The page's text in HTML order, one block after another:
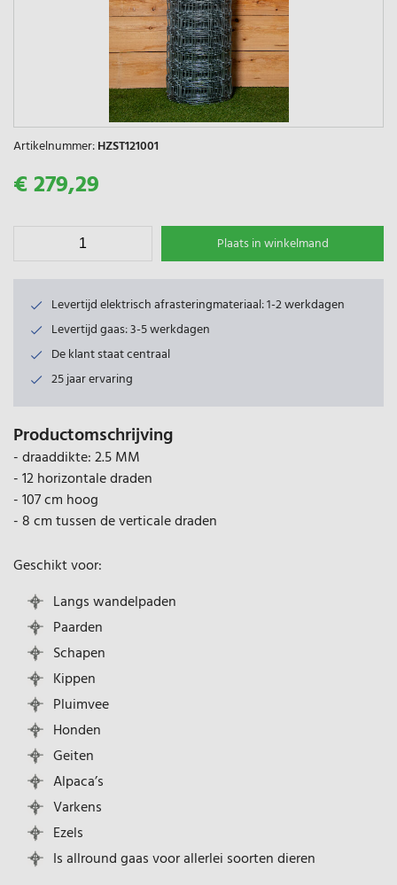
Artikelnummer:HZST121001
€ 279,29
Plaats in winkelmand
Levertijd elektrisch afrasteringmateriaal: 1-2 werkdagen
Levertijd gaas: 3-5 werkdagen
De klant staat centraal
25 jaar ervaring
Productomschrijving
- draaddikte: 2.5 MM
- 12 horizontale draden
- 107 cm hoog
- 8 cm tussen de verticale draden
Geschikt voor:
Langs wandelpaden
Paarden
Schapen
Kippen
Pluimvee
Honden
Geiten
Alpaca’s
Varkens
Ezels
Is allround gaas voor allerlei soorten dieren